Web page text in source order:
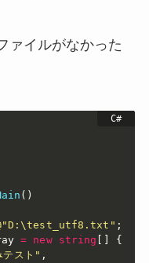
ァイルがなかった
( )
;
= new string
{
テスト" ,